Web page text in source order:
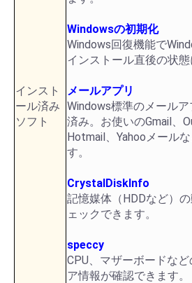
インスト
ール済み
ソフト
Windowsの初期化
Windows回復機能で
インストール直後の状態
メールアプリ
Windows標準のメール
済み。お使いのGmail、
Hotmail、Yahooメール
す。
CrystalDiskInfo
記憶媒体（HDDなど）
ェックできます。
speccy
CPU、マザーボードな
ア情報が確認できます。